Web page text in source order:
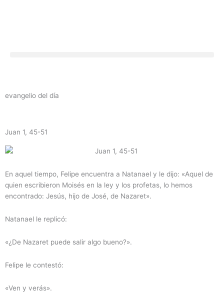
evangelio del día
Juan 1, 45-51
En aquel tiempo, Felipe encuentra a Natanael y le dijo: «Aquel de
quien escribieron Moisés en la ley y los profetas, lo hemos
encontrado: Jesús, hijo de José, de Nazaret».
Natanael le replicó:
«¿De Nazaret puede salir algo bueno?».
Felipe le contestó:
«Ven y verás».